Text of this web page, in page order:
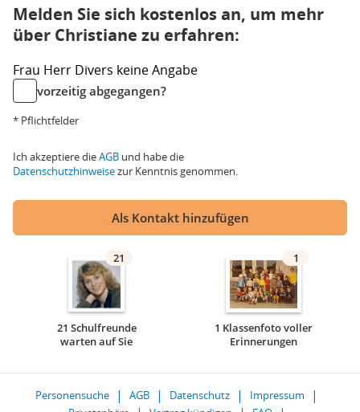
Melden Sie sich kostenlos an, um mehr
über Christiane zu erfahren:
Frau Herr Divers keine Angabe
vorzeitig abgegangen?
* Pflichtfelder
Ich akzeptiere dieAGB und habe die
Datenschutzhinweisezur Kenntnis genommen.
Als Kontakt hinzufügen
21
21 Schulfreunde
warten auf Sie
1
1 Klassenfoto voller
Erinnerungen
Personensuche AGB Datenschutz
Impressum